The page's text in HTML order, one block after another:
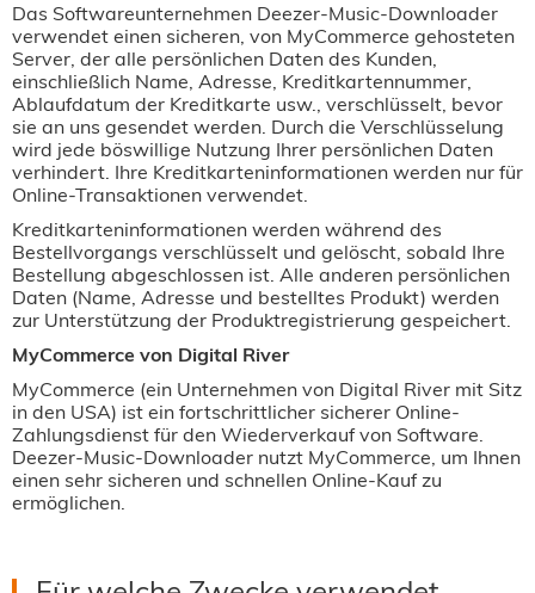
Das Softwareunternehmen Deezer-Music-Downloader
verwendet einen sicheren, von MyCommerce gehosteten
Server, der alle persönlichen Daten des Kunden,
einschließlich Name, Adresse, Kreditkartennummer,
Ablaufdatum der Kreditkarte usw., verschlüsselt, bevor
sie an uns gesendet werden. Durch die Verschlüsselung
wird jede böswillige Nutzung Ihrer persönlichen Daten
verhindert. Ihre Kreditkarteninformationen werden nur für
Online-Transaktionen verwendet.
Kreditkarteninformationen werden während des
Bestellvorgangs verschlüsselt und gelöscht, sobald Ihre
Bestellung abgeschlossen ist. Alle anderen persönlichen
Daten (Name, Adresse und bestelltes Produkt) werden
zur Unterstützung der Produktregistrierung gespeichert.
MyCommerce von Digital River
MyCommerce (ein Unternehmen von Digital River mit Sitz
in den USA) ist ein fortschrittlicher sicherer Online-
Zahlungsdienst für den Wiederverkauf von Software.
Deezer-Music-Downloader nutzt MyCommerce, um Ihnen
einen sehr sicheren und schnellen Online-Kauf zu
ermöglichen.